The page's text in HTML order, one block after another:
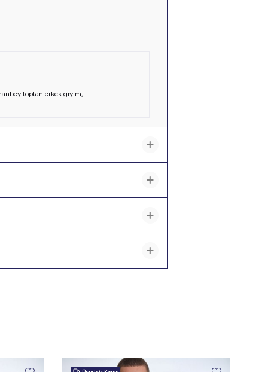
toptan erkek giyim,